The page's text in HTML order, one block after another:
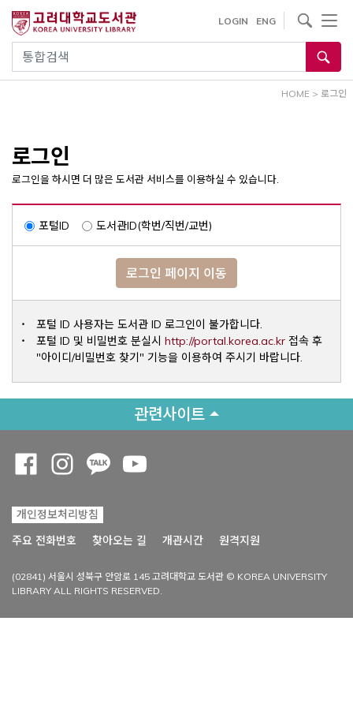
건
통합검색
LOGIN ENG
사이트내 검색
HOME > 로그인
로그인
로그인을 하시면 더 많은 도서관 서비스를 이용하실 수 있습니다.
포털ID 도서관ID(학번/직번/교번)
로그인 페이지 이동
포털 ID 사용자는 도서관 ID 로그인이 불가합니다.
포털 ID 및 비밀번호 분실시 http://portal.korea.ac.krOpens a
접속 후
"아이디/비밀번호 찾기" 기능을 이용하여 주시기 바랍니다.
관련사이트
개인정보처리방침
주요 전화번호
찾아오는 길 개관시간 원격지원
(02841) 서울시 성북구 안암로 145 고려대학교 도서관 © KOREA UNIVERSITY
LIBRARY ALL RIGHTS RESERVED.
Opens a new window
Opens a new window
Opens a new window